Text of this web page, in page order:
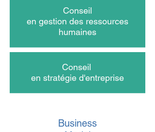
Conseil
en gestion des ressources
humaines
Conseil
en stratégie d'entreprise
Business